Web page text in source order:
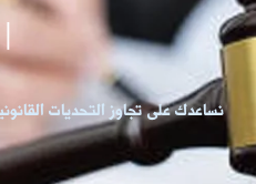
|
نساعدك على تجاوز التحديات